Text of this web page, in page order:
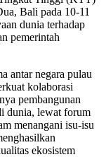
Bali pada 10-11
dunia terhadap
pemerintah
antar negara pulau
kolaborasi
pembangunan
dunia, lewat forum
menangani isu-isu
ekosistem